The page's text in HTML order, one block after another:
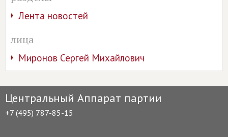
Лента новостей
лица
Миронов Сергей Михайлович
Центральный Аппарат партии
+7 (495) 787-85-15